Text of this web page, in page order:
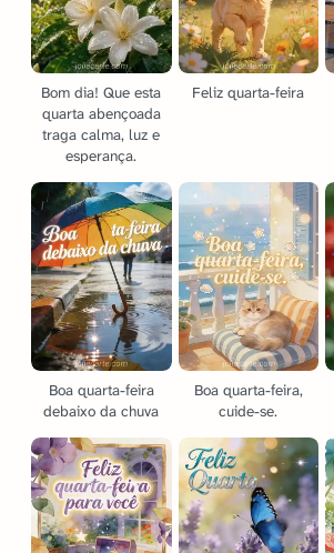
Bom dia! Que esta
quarta abençoada
traga calma, luz e
esperança.
Feliz quarta-feira
Boa quarta-feira
debaixo da chuva
Boa quarta-feira,
cuide-se.